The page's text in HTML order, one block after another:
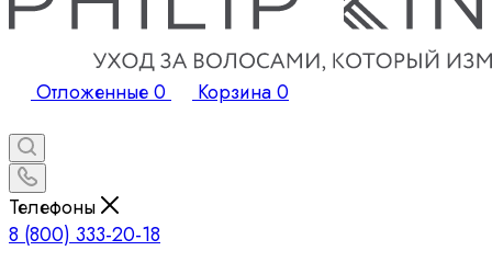
Отложенные0 Корзина0
Телефоны
8 (800) 333-20-18